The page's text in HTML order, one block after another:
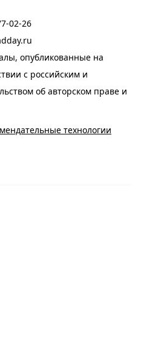
02-26
опубликованные на
с российским и
об авторском праве и
технологии